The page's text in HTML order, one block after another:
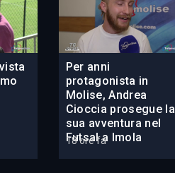
Per anni
protagonista in
Molise, Andrea
Cioccia prosegue la
sua avventura nel
Futsal a Imola
18 ore fa